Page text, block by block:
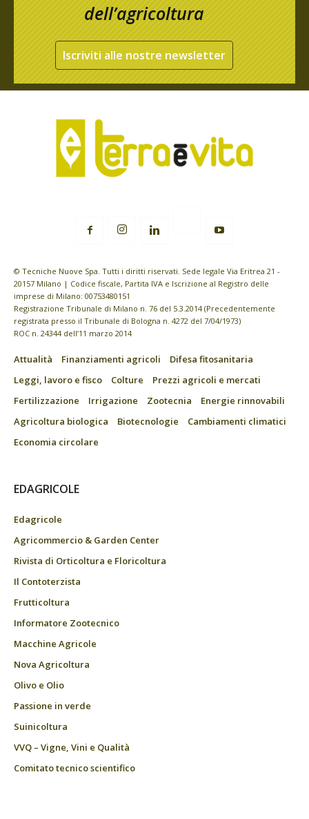
dell’agricoltura
Iscriviti alle nostre newsletter
© Tecniche Nuove Spa. Tutti i diritti riservati. Sede legale Via Eritrea 21 -
20157 Milano | Codice fiscale, Partita IVA e Iscrizione al Registro delle
imprese di Milano: 00753480151
Registrazione Tribunale di Milano n. 76 del 5.3.2014 (Precedentemente
registrata presso il Tribunale di Bologna n. 4272 del 7/04/1973)
ROC n. 24344 dell’11 marzo 2014
Attualità Finanziamenti agricoli
Difesa fitosanitaria
Leggi, lavoro e fisco
Colture
Prezzi agricoli e mercati
Fertilizzazione
Irrigazione Zootecnia
Energie rinnovabili
Agricoltura biologica
Biotecnologie
Cambiamenti climatici
Economia circolare
EDAGRICOLE
Edagricole
Agricommercio & Garden Center
Rivista di Orticoltura e Floricoltura
Il Contoterzista
Frutticoltura
Informatore Zootecnico
Macchine Agricole
Nova Agricoltura
Olivo e Olio
Passione in verde
Suinicoltura
VVQ – Vigne, Vini e Qualità
Comitato tecnico scientifico